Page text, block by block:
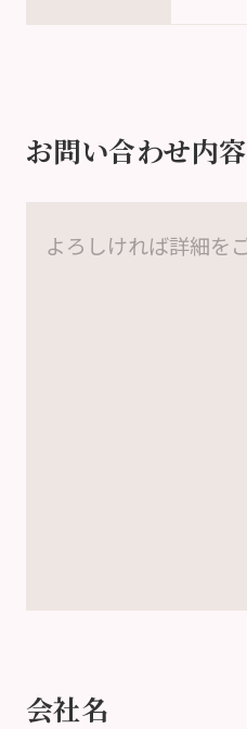
お問い合わせ内容
会社名